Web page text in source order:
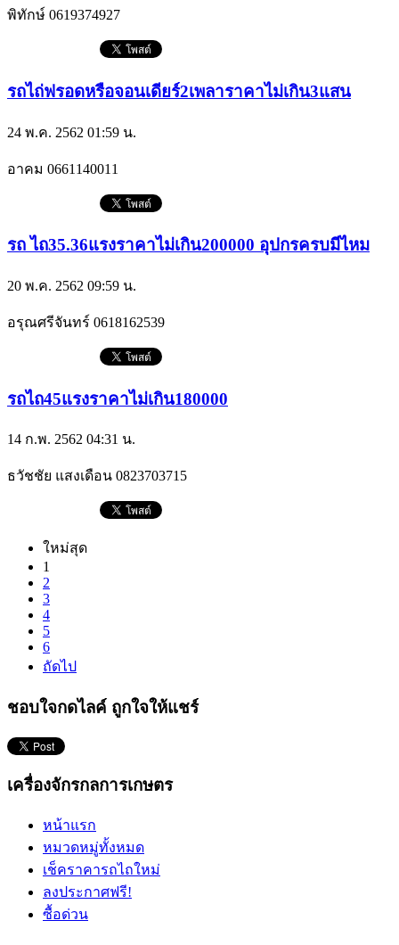
พิทักษ์ 0619374927
รถไถ่ฟรอดหรือจอนเดียร์2เพลาราคาไม่เกิน3แสน
24 พ.ค. 2562 01:59 น.
อาคม 0661140011
รถ ไถ35.36แรงราคาไม่เกิน200000 อุปกรครบมีไหม
20 พ.ค. 2562 09:59 น.
อรุณศรีจันทร์ 0618162539
รถไถ45แรงราคาไม่เกิน180000
14 ก.พ. 2562 04:31 น.
ธวัชชัย แสงเดือน 0823703715
ใหม่สุด
1
2
3
4
5
6
ถัดไป
ชอบใจกดไลค์ ถูกใจให้แชร์
เครื่องจักรกลการเกษตร
หน้าแรก
หมวดหมู่ทั้งหมด
เช็คราคารถไถใหม่
ลงประกาศฟรี!
ซื้อด่วน